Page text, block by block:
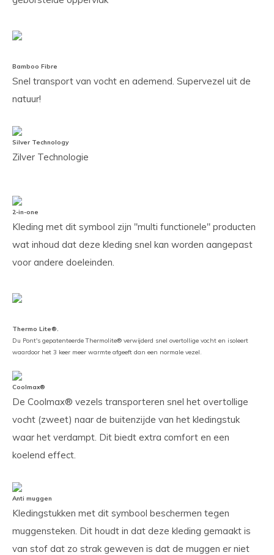
Bamboo Fibre
Snel transport van vocht en ademend. Supervezel uit de
natuur!
Silver Technology
Zilver Technologie
2-in-one
Kleding met dit symbool zijn "multi functionele" producten
wat inhoud dat deze kleding snel kan worden aangepast
voor andere doeleinden.
Thermo Lite®.
Du Pont's gepatenteerde Thermolite® verwijderd snel overtollige vocht en isoleert
waardoor het 3 keer meer warmte afgeeft dan een normale vezel.
Coolmax®
De Coolmax® vezels transporteren snel het overtollige
vocht (zweet) naar de buitenzijde van het kledingstuk
waar het verdampt. Dit biedt extra comfort en een
koelend effect.
Anti muggen
Kledingstukken met dit symbool beschermen tegen
muggensteken. Dit houdt in dat deze kleding gemaakt is
van stof dat zo strak geweven is dat de muggen er niet